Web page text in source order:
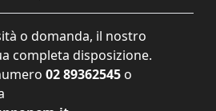
o domanda, il nostro
completa disposizione.
02 89362545 o